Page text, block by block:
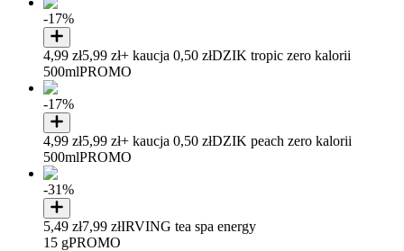
-17%
4,99 zł5,99 zł+ kaucja 0,50 złDZIK tropic zero kalorii
500mlPROMO
-17%
4,99 zł5,99 zł+ kaucja 0,50 złDZIK peach zero kalorii
500mlPROMO
-31%
5,49 zł7,99 złIRVING tea spa energy
15 gPROMO